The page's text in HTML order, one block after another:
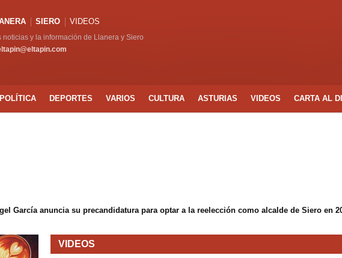
SIERO VIDEOS
noticias y la información de Llanera y Siero
POLÍTICA DEPORTES VARIOS CULTURA ASTURIAS VIDEOS CARTA AL
García anuncia su precandidatura para optar a la reelección como alcalde de Siero en
VIDEOS